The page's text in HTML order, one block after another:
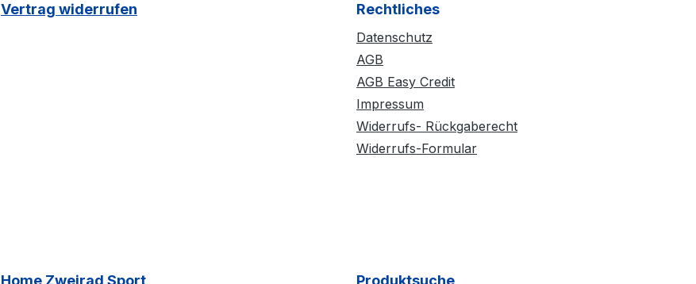
Vertrag widerrufen Rechtliches
Datenschutz
AGB
AGB Easy Credit
Impressum
Widerrufs- Rückgaberecht
Widerrufs-Formular
Home Zweirad Sport Produktsuche